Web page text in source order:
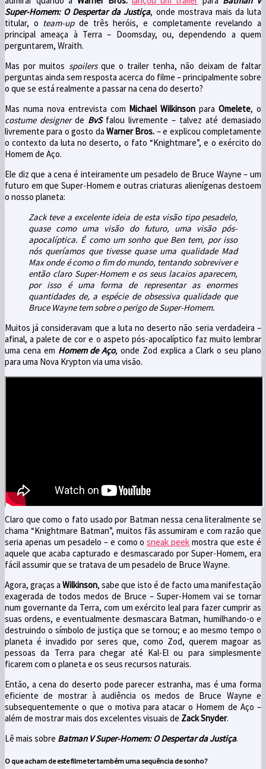
Super-Homem: O Despertar da Justiça, onde mostrava mais da luta
titular, o team-upde três heróis, e completamente revelando a
principal ameaça à Terra – Doomsday, ou, dependendo a quem
perguntarem, Wraith.
Mas por muitos spoilersque o trailer tenha, não deixam de faltar
perguntas ainda sem resposta acerca do filme – principalmente sobre
o que se está realmente a passar na cena do deserto?
Mas numa nova entrevista com Michael Wilkinson paraOmelete, o
costume designerde BvSfalou livremente – talvez até demasiado
livremente para o gosto da Warner Bros. – e explicou completamente
o contexto da luta no deserto, o fato “Knightmare”, e o exército do
Homem de Aço.
Ele diz que a cena é inteiramente um pesadelo de Bruce Wayne – um
futuro em que Super-Homem e outras criaturas alienígenas destoem
o nosso planeta:
Zack teve a excelente ideia de esta visão tipo pesadelo,
quase como uma visão do futuro, uma visão pós-
apocalíptica. É como um sonho que Ben tem, por isso
nós queríamos que tivesse quase uma qualidade Mad
Max onde é como o fim do mundo, tentando sobreviver e
então claro Super-Homem e os seus lacaios aparecem,
por isso é uma forma de representar as enormes
quantidades de, a espécie de obsessiva qualidade que
Bruce Wayne tem sobre o perigo de Super-Homem.
Muitos já consideravam que a luta no deserto não seria verdadeira –
afinal, a palete de cor e o aspeto pós-apocalíptico faz muito lembrar
uma cena em Homem de Aço, onde Zod explica a Clark o seu plano
para uma Nova Krypton via uma visão.
Claro que como o fato usado por Batman nessa cena literalmente se
chama “Knightmare Batman”, muitos fãs assumiram e com razão que
seria apenas um pesadelo – e como osneak peek mostra que este é
aquele que acaba capturado e desmascarado por Super-Homem, era
fácil assumir que se tratava de um pesadelo de Bruce Wayne.
Agora, graças aWilkinson, sabe que isto é de facto uma manifestação
exagerada de todos medos de Bruce – Super-Homem vai se tornar
num governante da Terra, com um exército leal para fazer cumprir as
suas ordens, e eventualmente desmascara Batman, humilhando-o e
destruindo o símbolo de justiça que se tornou; e ao mesmo tempo o
planeta é invadido por seres que, como Zod, querem magoar as
pessoas da Terra para chegar até Kal-El ou para simplesmente
ficarem com o planeta e os seus recursos naturais.
Então, a cena do deserto pode parecer estranha, mas é uma forma
eficiente de mostrar à audiência os medos de Bruce Wayne e
subsequentemente o que o motiva para atacar o Homem de Aço –
além de mostrar mais dos excelentes visuais de Zack Snyder.
Lê mais sobre Batman V Super-Homem: O Despertar da Justiça.
O que acham de este filme ter também uma sequência de sonho?